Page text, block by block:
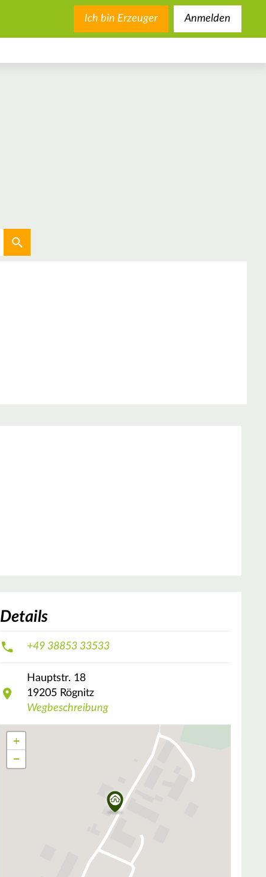
Ich bin Erzeuger Anmelden
Aktuellen Standort verwenden
Details
+49 38853 33533
Hauptstr. 18
19205 Rögnitz
Wegbeschreibung
+
−